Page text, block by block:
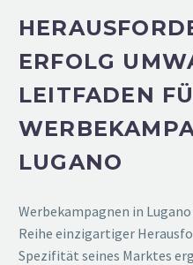
ERFOLG
LEITFADEN
LUGANO
Werbekampagnen in
Reihe einzigartiger
Spezifität seines Marktes